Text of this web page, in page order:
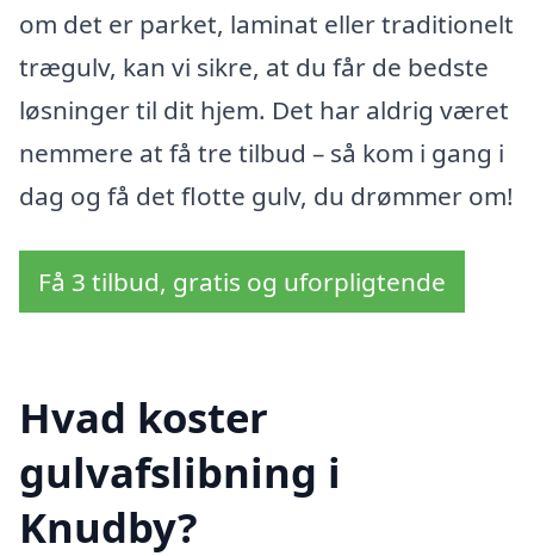
om det er parket, laminat eller traditionelt
trægulv, kan vi sikre, at du får de bedste
løsninger til dit hjem. Det har aldrig været
nemmere at få tre tilbud – så kom i gang i
dag og få det flotte gulv, du drømmer om!
Få 3 tilbud, gratis og uforpligtende
Hvad koster
gulvafslibning i
Knudby?